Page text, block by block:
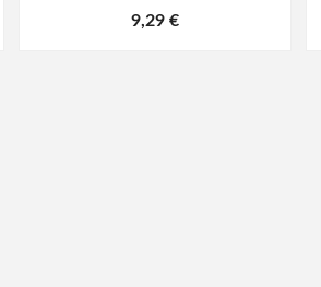
9,29 €